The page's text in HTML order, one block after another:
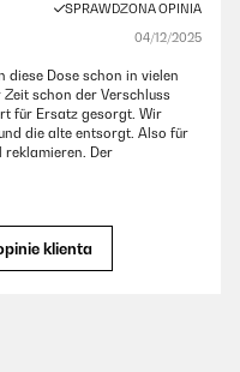
SPRAWDZONA OPINIA
04/12/2025
diese Dose schon in vielen
schon der Verschluss
für Ersatz gesorgt. Wir
die alte entsorgt. Also für
reklamieren. Der
klienta